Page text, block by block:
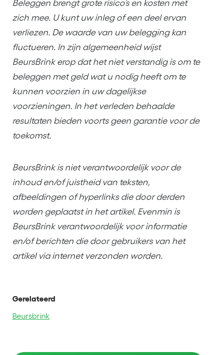
Beleggen brengt grote risico’s en kosten met
zich mee. U kunt uw inleg of een deel ervan
verliezen. De waarde van uw belegging kan
fluctueren. In zijn algemeenheid wijst
BeursBrink erop dat het niet verstandig is om te
beleggen met geld wat u nodig heeft om te
kunnen voorzien in uw dagelijkse
voorzieningen. In het verleden behaalde
resultaten bieden voorts geen garantie voor de
toekomst.
BeursBrink is niet verantwoordelijk voor de
inhoud en/of juistheid van teksten,
afbeeldingen of hyperlinks die door derden
worden geplaatst in het artikel. Evenmin is
BeursBrink verantwoordelijk voor informatie
en/of berichten die door gebruikers van het
artikel via internet verzonden worden.
Gerelateerd
Beursbrink